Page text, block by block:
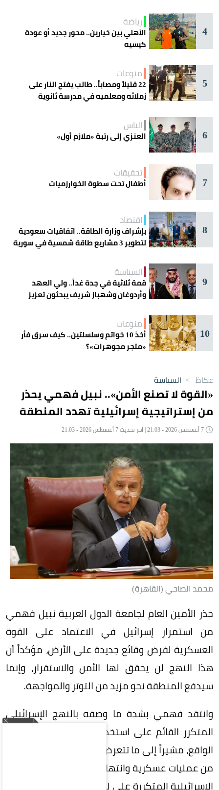
4
رياضة
الأهلي بين خيارين.. محور جديد أو عودة
كيسيه
5
منوعات
22 قتيلاً ومصاباً.. طالب يفتح النار على
زملائه ومعلميه في مدرسة ثانوية
6
الناس
العنزي إلى رتبة «ملازم أول»
7
تحقيقات
أطفال تحت سطوة الخوارزميات
8
اقتصاد
بإشراف وزارة الطاقة.. اتفاقيات سعودية
لتطوير 3 مشاريع طاقة شمسية في سورية
9
السياسة
قمة ثلاثية في جدة غداً.. ولي العهد
وأردوغان وشهباز شريف يبحثون تعزيز
10
منوعات
أخذ 10 خواتم وسلسلتين.. كيف سرق فأر
«متجر مجوهرات»؟
عكاظ > السياسة
«القوة لا تصنع الأمن».. نبيل فهمي يحذر
من إستراتيجية إسرائيلية تهدد المنطقة
محمد الصاحي (القاهرة)
حذر الأمين العام لجامعة الدول العربية نبيل فهمي
من استمرار إسرائيل في الاعتماد على القوة
العسكرية لفرض وقائع جديدة على الأرض، مؤكداً أن
هذا النهج لن يحقق لها الأمن والاستقرار، وإنما
سيدفع المنطقة نحو مزيد من التوتر والمواجهة.
وانتقد فهمي بشدة ما وصفه بالنهج الإسرائيلي
المتكرر القائم على استخدام القوة للتوسع وتغيير
الواقع، مشيراً إلى ما تتعرض له الأراضي الفلسطينية
من عمليات عسكرية وانتهاكات، إلى جانب الاعتداءات
الإسرائيلية المتكررة على لبنان وسورية، وما يرافقها